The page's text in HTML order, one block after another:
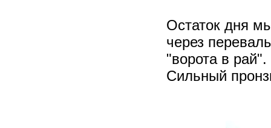
Остаток дня
через
"ворота в рай".
Сильный